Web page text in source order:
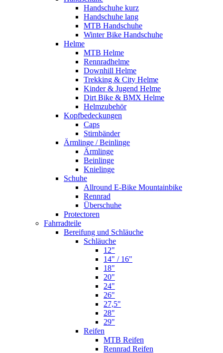
Handschuhe kurz
Handschuhe lang
MTB Handschuhe
Winter Bike Handschuhe
Helme
MTB Helme
Rennradhelme
Downhill Helme
Trekking & City Helme
Kinder & Jugend Helme
Dirt Bike & BMX Helme
Helmzubehör
Kopfbedeckungen
Caps
Stirnbänder
Ärmlinge / Beinlinge
Ärmlinge
Beinlinge
Knielinge
Schuhe
Allround E-Bike Mountainbike
Rennrad
Überschuhe
Protectoren
Fahrradteile
Bereifung und Schläuche
Schläuche
12"
14" / 16"
18"
20"
24"
26"
27,5"
28"
29"
Reifen
MTB Reifen
Rennrad Reifen